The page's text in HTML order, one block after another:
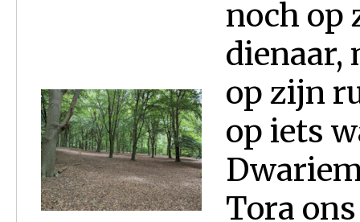
noch op
dienaar,
op zijn
op iets
Tora